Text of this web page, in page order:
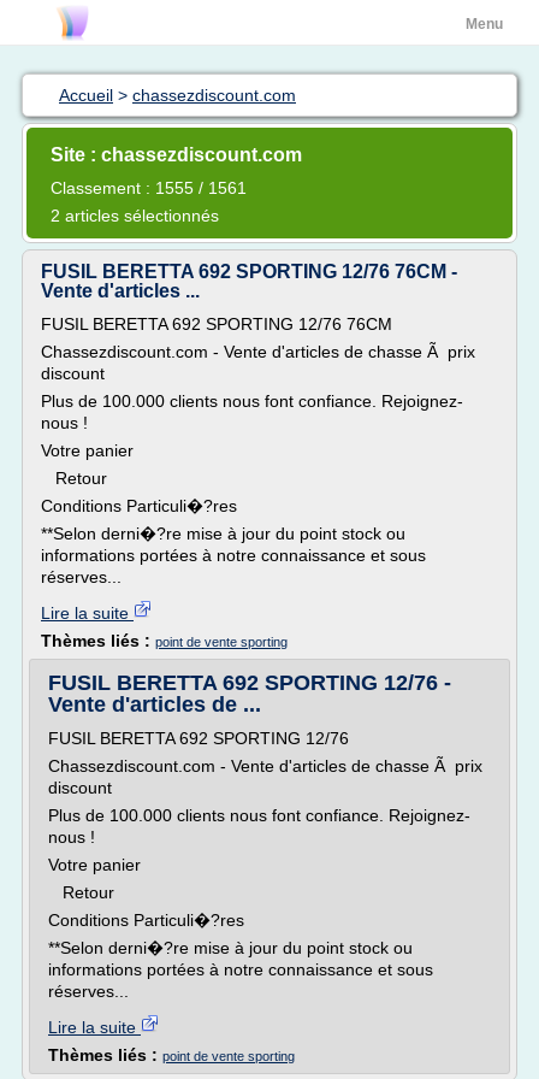
Menu
Accueil > chassezdiscount.com
Site : chassezdiscount.com
Classement : 1555 / 1561
2 articles sélectionnés
FUSIL BERETTA 692 SPORTING 12/76 76CM -
Vente d'articles ...
FUSIL BERETTA 692 SPORTING 12/76 76CM
Chassezdiscount.com - Vente d'articles de chasse Ã prix
discount
Plus de 100.000 clients nous font confiance. Rejoignez-
nous !
Votre panier
Retour
Conditions Particuli�?res
**Selon derni�?re mise à jour du point stock ou
informations portées à notre connaissance et sous
réserves...
Lire la suite
Thèmes liés : point de vente sporting
FUSIL BERETTA 692 SPORTING 12/76 -
Vente d'articles de ...
FUSIL BERETTA 692 SPORTING 12/76
Chassezdiscount.com - Vente d'articles de chasse Ã prix
discount
Plus de 100.000 clients nous font confiance. Rejoignez-
nous !
Votre panier
Retour
Conditions Particuli�?res
**Selon derni�?re mise à jour du point stock ou
informations portées à notre connaissance et sous
réserves...
Lire la suite
Thèmes liés : point de vente sporting